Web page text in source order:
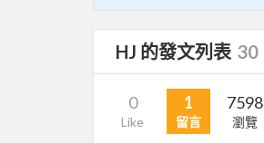
HJ 的發文列表 30
0
Like
1
留言
7598
瀏覽